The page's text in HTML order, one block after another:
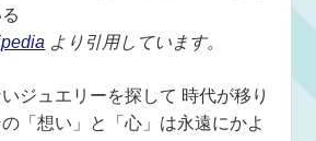
より引用しています。
ジュエリーを探して 時代が移り
「想い」と「心」は永遠にかよ